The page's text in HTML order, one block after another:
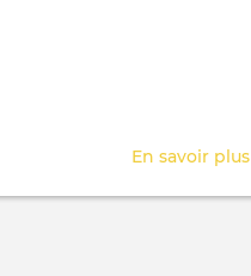
En savoir plus